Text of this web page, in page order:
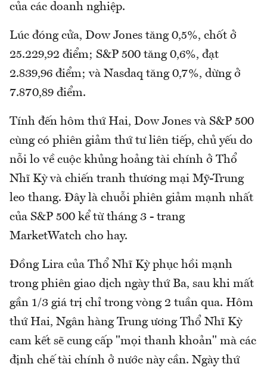
của các doanh nghiệp.
Lúc đóng cửa, Dow Jones tăng 0,5%, chốt ở
25.229,92 điểm; S&P 500 tăng 0,6%, đạt
2.839,96 điểm; và Nasdaq tăng 0,7%, dừng ở
7.870,89 điểm.
Tính đến hôm thứ Hai, Dow Jones và S&P 500
cùng có phiên giảm thứ tư liên tiếp, chủ yếu do
nỗi lo về cuộc khủng hoảng tài chính ở Thổ
Nhĩ Kỳ và chiến tranh thương mại Mỹ-Trung
leo thang. Đây là chuỗi phiên giảm mạnh nhất
của S&P 500 kể từ tháng 3 - trang
MarketWatch cho hay.
Đồng Lira của Thổ Nhĩ Kỳ phục hồi mạnh
trong phiên giao dịch ngày thứ Ba, sau khi mất
gần 1/3 giá trị chỉ trong vòng 2 tuần qua. Hôm
thứ Hai, Ngân hàng Trung ương Thổ Nhĩ Kỳ
cam kết sẽ cung cấp "mọi thanh khoản" mà các
định chế tài chính ở nước này cần. Ngày thứ